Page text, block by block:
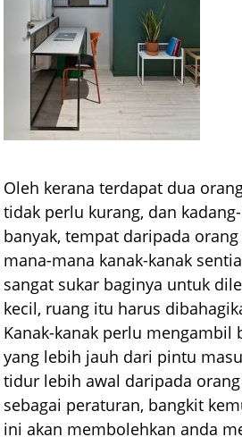
Oleh kerana terdapat dua
tidak perlu kurang, dan
banyak, tempat daripada
mana-mana kanak-kanak
sangat sukar baginya untuk
kecil, ruang itu harus
Kanak-kanak perlu mengambil
yang lebih jauh dari pintu
tidur lebih awal daripada
sebagai peraturan, bangkit
ini akan membolehkan anda